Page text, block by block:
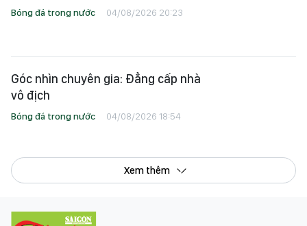
Bóng đá trong nước 04/08/2026 20:23
Góc nhìn chuyên gia: Đẳng cấp nhà
vô địch
Bóng đá trong nước 04/08/2026 18:54
Xem thêm